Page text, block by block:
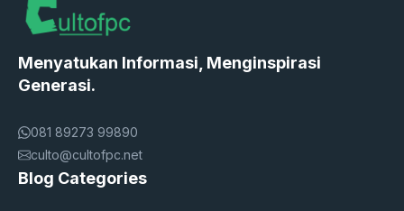
Menyatukan Informasi, Menginspirasi
Generasi.
081 89273 99890
culto@cultofpc.net
Blog Categories